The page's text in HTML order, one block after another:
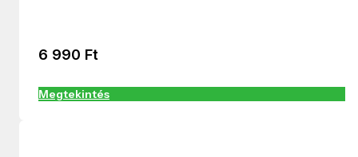
6 990 Ft
Megtekintés